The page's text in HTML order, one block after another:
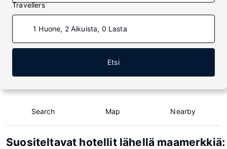
Travellers
1 Huone, 2 Aikuista, 0 Lasta
Etsi
Search Map Nearby
Suositeltavat hotellit lähellä